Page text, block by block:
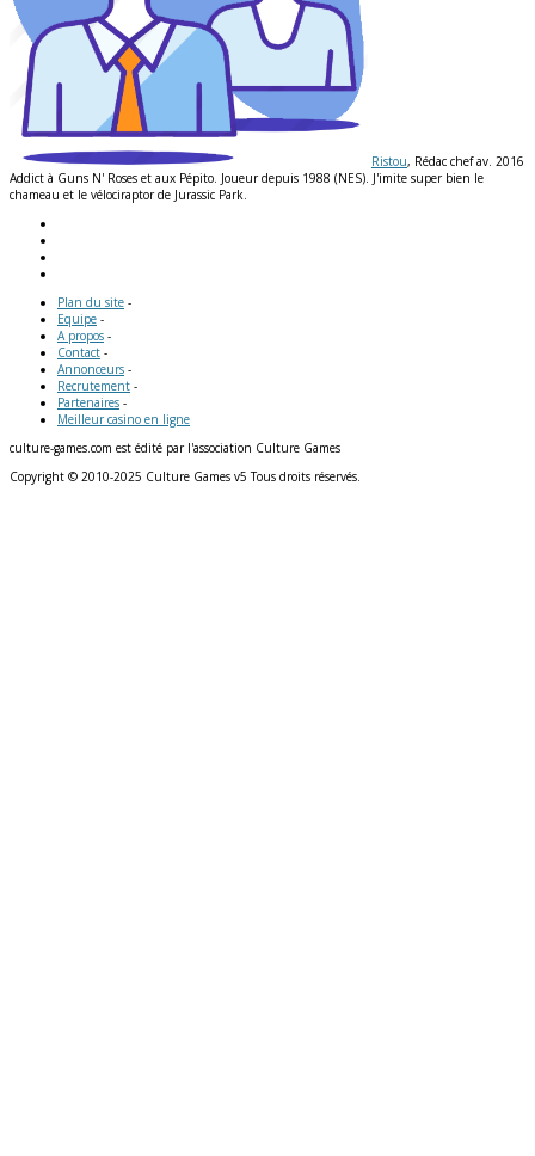
Ristou, Rédac chef av. 2016
Addict à Guns N' Roses et aux Pépito. Joueur depuis 1988 (NES). J'imite super bien le
chameau et le vélociraptor de Jurassic Park.
Plan du site -
Equipe -
A propos -
Contact -
Annonceurs -
Recrutement -
Partenaires -
Meilleur casino en ligne
culture-games.com est édité par l'association Culture Games
Copyright © 2010-2025 Culture Games v5 Tous droits réservés.